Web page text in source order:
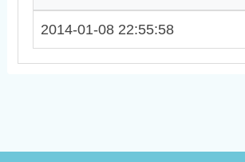
2014-01-08 22:55:58